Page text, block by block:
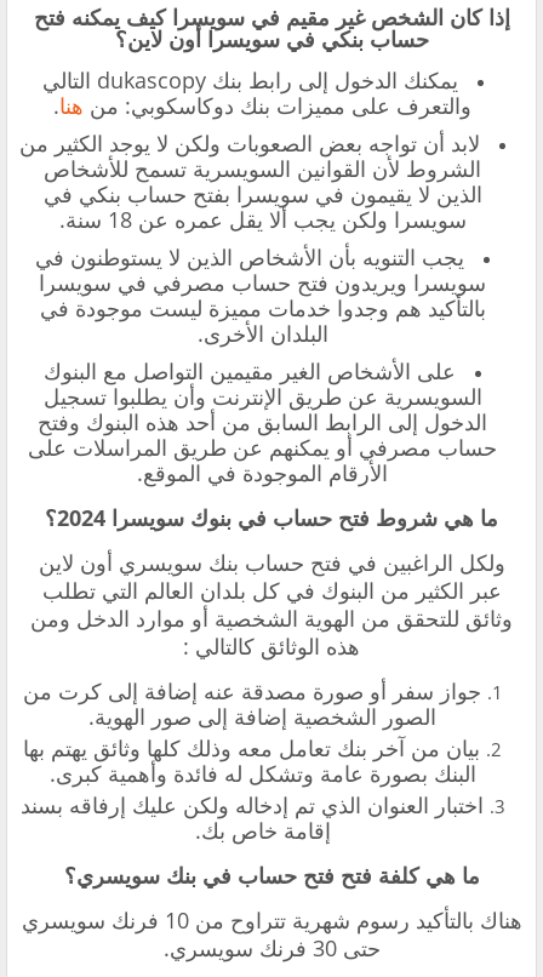
إذا كان الشخص غير مقيم في سويسرا كيف يمكنه فتح
حساب بنكي في سويسرا أون لاين؟
يمكنك الدخول إلى رابط بنكdukascopy التالي
والتعرف على مميزات بنك دوكاسكوبي: من هنا.
لابد أن تواجه بعض الصعوبات ولكن لا يوجد الكثير من
الشروط لأن القوانين السويسرية تسمح للأشخاص
الذين لا يقيمون في سويسرا بفتح حساب بنكي في
سويسرا ولكن يجب ألا يقل عمره عن 18 سنة.
يجب التنويه بأن الأشخاص الذين لا يستوطنون في
سويسرا ويريدون فتح حساب مصرفي في سويسرا
بالتأكيد هم وجدوا خدمات مميزة ليست موجودة في
البلدان الأخرى.
على الأشخاص الغير مقيمين التواصل مع البنوك
السويسرية عن طريق الإنترنت وأن يطلبوا تسجيل
الدخول إلى الرابط السابق من أحد هذه البنوك وفتح
حساب مصرفي أو يمكنهم عن طريق المراسلات على
الأرقام الموجودة في الموقع.
ما هي شروط فتح حساب في بنوك سويسرا 2024؟
ولكل الراغبين في فتح حساب بنك سويسري أون لاين
عبر الكثير من البنوك في كل بلدان العالم التي تطلب
وثائق للتحقق من الهوية الشخصية أو موارد الدخل ومن
هذه الوثائق كالتالي :
جواز سفر أو صورة مصدقة عنه إضافة إلى كرت من
الصور الشخصية إضافة إلى صور الهوية.
بيان من آخر بنك تعامل معه وذلك كلها وثائق يهتم بها
البنك بصورة عامة وتشكل له فائدة وأهمية كبرى.
اختبار العنوان الذي تم إدخاله ولكن عليك إرفاقه بسند
إقامة خاص بك.
ما هي كلفة فتح فتح حساب في بنك سويسري؟
هناك بالتأكيد رسوم شهرية تتراوح من 10 فرنك سويسري
حتى 30 فرنك سويسري.